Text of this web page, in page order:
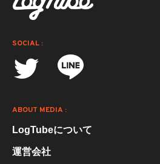
SOCIAL :
ABOUT MEDIA :
LogTubeについて
運営会社